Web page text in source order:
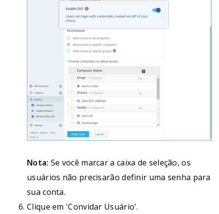
Nota: Se você marcar a caixa de seleção, os
usuários não precisarão definir uma senha para
sua conta.
Clique em 'Convidar Usuário'.